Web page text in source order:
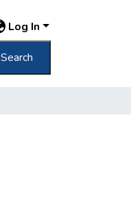
Log In
Search